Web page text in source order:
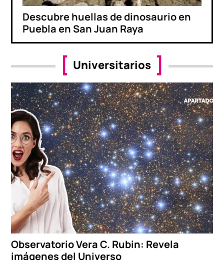
Descubre huellas de dinosaurio en
Puebla en San Juan Raya
Universitarios
Observatorio Vera C. Rubin: Revela
imágenes del Universo